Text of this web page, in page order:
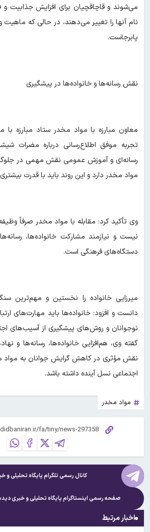
می‌شوند و قاچاقچیان برای افزایش جذابیت
نام آنها را تغییر می‌دهند، در حالی که
پابرجاست.
نقش رسانه‌ها و خانواده‌ها در پیشگیری
معاون مبارزه با مواد مخدر ستاد مبارزه با
تجربه موفق اطلاع‌رسانی درباره مضرات
رسانه‌ای و آموزش عمومی نقش مهمی در
مواد مخدر دارد و این روند باید با قدرت بیشتری
وی تأکید کرد: مقابله با مواد مخدر صرفاً
نیست و نیازمند مشارکت خانواده‌ها،
دستگاه‌های فرهنگی است.
میرزایی خانواده را نخستین و مهم‌ترین
دانست و افزود: خانواده‌ها باید مهارت‌های
نوجوانان و روش‌های پیشگیری از آسیب‌های
گفته وی، هم‌افزایی خانواده‌ها، رسانه‌ها و
نقش مؤثری در کاهش گرایش جوانان به
اجتماعی نسل آینده داشته باشد.
مواد مخدر
کانال رسمی تلگرام پایگاه تحلیلی و
صفحه رسمی اینستاگرام پایگاه تحلیلی و خبری
اخبار مرتبط